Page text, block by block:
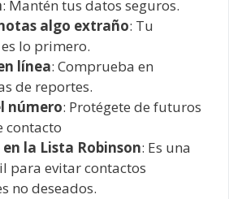
: Mantén tus datos seguros.
algo extraño: Tu
lo primero.
línea: Comprueba en
de reportes.
número: Protégete de futuros
contacto
la Lista Robinson: Es una
para evitar contactos
no deseados.